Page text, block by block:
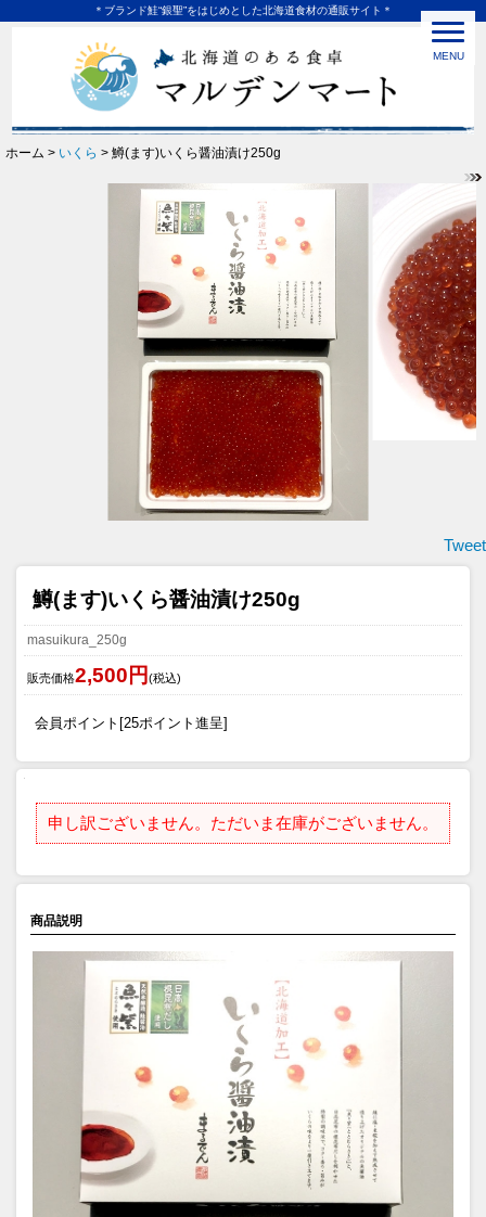
＊ブランド鮭“銀聖”をはじめとした北海道食材の通販サイト＊
MENU
ホーム > いくら > 鱒(ます)いくら醤油漬け250g
Tweet
鱒(ます)いくら醤油漬け250g
masuikura_250g
販売価格2,500円(税込)
会員ポイント[25ポイント進呈]
申し訳ございません。ただいま在庫がございません。
商品説明